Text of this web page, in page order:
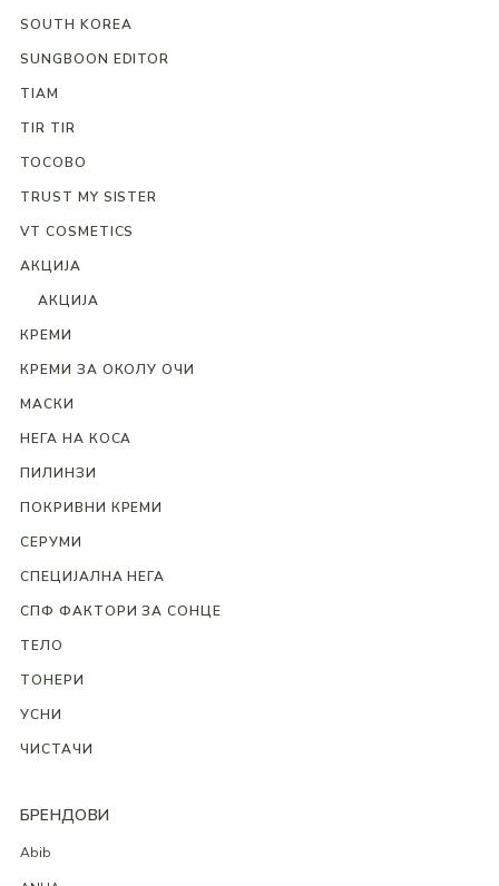
SOUTH KOREA
SUNGBOON EDITOR
TIAM
TIR TIR
TOCOBO
TRUST MY SISTER
VT COSMETICS
АКЦИЈА
АКЦИЈА
КРЕМИ
КРЕМИ ЗА ОКОЛУ ОЧИ
МАСКИ
НЕГА НА КОСА
ПИЛИНЗИ
ПОКРИВНИ КРЕМИ
СЕРУМИ
СПЕЦИЈАЛНА НЕГА
СПФ ФАКТОРИ ЗА СОНЦЕ
ТЕЛО
ТОНЕРИ
УСНИ
ЧИСТАЧИ
БРЕНДОВИ
Abib